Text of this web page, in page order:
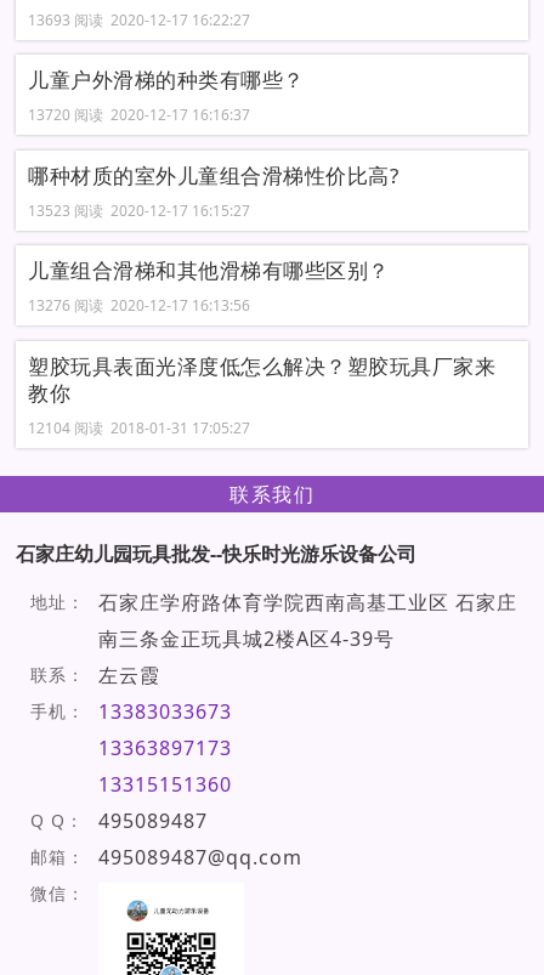
13693 阅读 2020-12-17 16:22:27
儿童户外滑梯的种类有哪些？
13720 阅读 2020-12-17 16:16:37
哪种材质的室外儿童组合滑梯性价比高?
13523 阅读 2020-12-17 16:15:27
儿童组合滑梯和其他滑梯有哪些区别？
13276 阅读 2020-12-17 16:13:56
塑胶玩具表面光泽度低怎么解决？塑胶玩具厂家来
教你
12104 阅读 2018-01-31 17:05:27
联系我们
石家庄幼儿园玩具批发--快乐时光游乐设备公司
地址：
石家庄学府路体育学院西南高基工业区 石家庄
南三条金正玩具城2楼A区4-39号
联系： 左云霞
手机：
13383033673
13363897173
13315151360
Q Q： 495089487
邮箱： 495089487@qq.com
微信：